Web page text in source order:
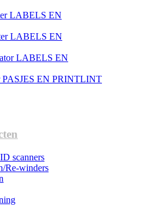
LABELS EN
LABELS EN
LABELS EN
PASJES EN PRINTLINT
scanners
Re-winders